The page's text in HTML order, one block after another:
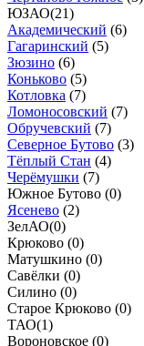
ЮЗАО(21)
Академический (6)
Гагаринский (5)
Зюзино (6)
Коньково (5)
Котловка (7)
Ломоносовский (7)
Обручевский (7)
Северное Бутово (3)
Тёплый Стан (4)
Черёмушки (7)
Южное Бутово (0)
Ясенево (2)
ЗелАО(0)
Крюково (0)
Матушкино (0)
Савёлки (0)
Силино (0)
Старое Крюково (0)
ТАО(1)
Вороновское (0)